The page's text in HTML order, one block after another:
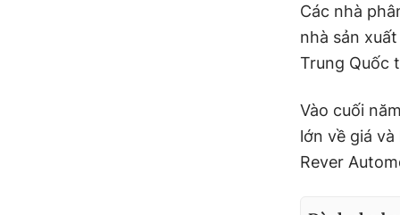
Các nhà
nhà sản
Trung Quốc
Vào cuối
lớn về giá
Rever